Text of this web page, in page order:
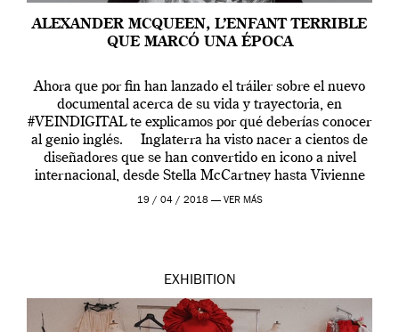
ALEXANDER MCQUEEN, L’ENFANT TERRIBLE
QUE MARCÓ UNA ÉPOCA
Ahora que por fin han lanzado el tráiler sobre el nuevo
documental acerca de su vida y trayectoria, en
#VEINDIGITAL te explicamos por qué deberías conocer
al genio inglés. Inglaterra ha visto nacer a cientos de
diseñadores que se han convertido en icono a nivel
internacional, desde Stella McCartney hasta Vivienne
Westwood pasando […]
19 / 04 / 2018 — VER MÁS
EXHIBITION